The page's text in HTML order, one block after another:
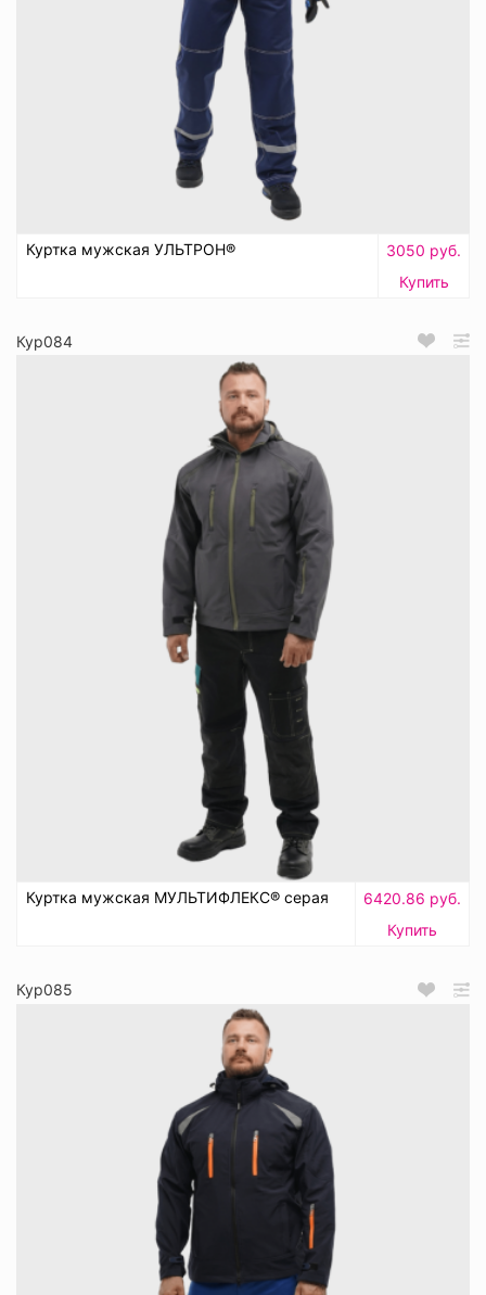
Куртка мужская УЛЬТРОН®
3050 руб.
Купить
Кур084
Куртка мужская МУЛЬТИФЛЕКС® серая
6420.86 руб.
Купить
Кур085